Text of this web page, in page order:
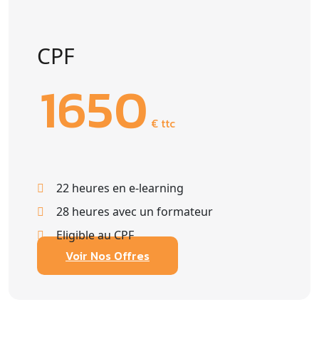
CPF
1650 € ttc
22 heures en e-learning
28 heures avec un formateur
Eligible au CPF
Voir Nos Offres